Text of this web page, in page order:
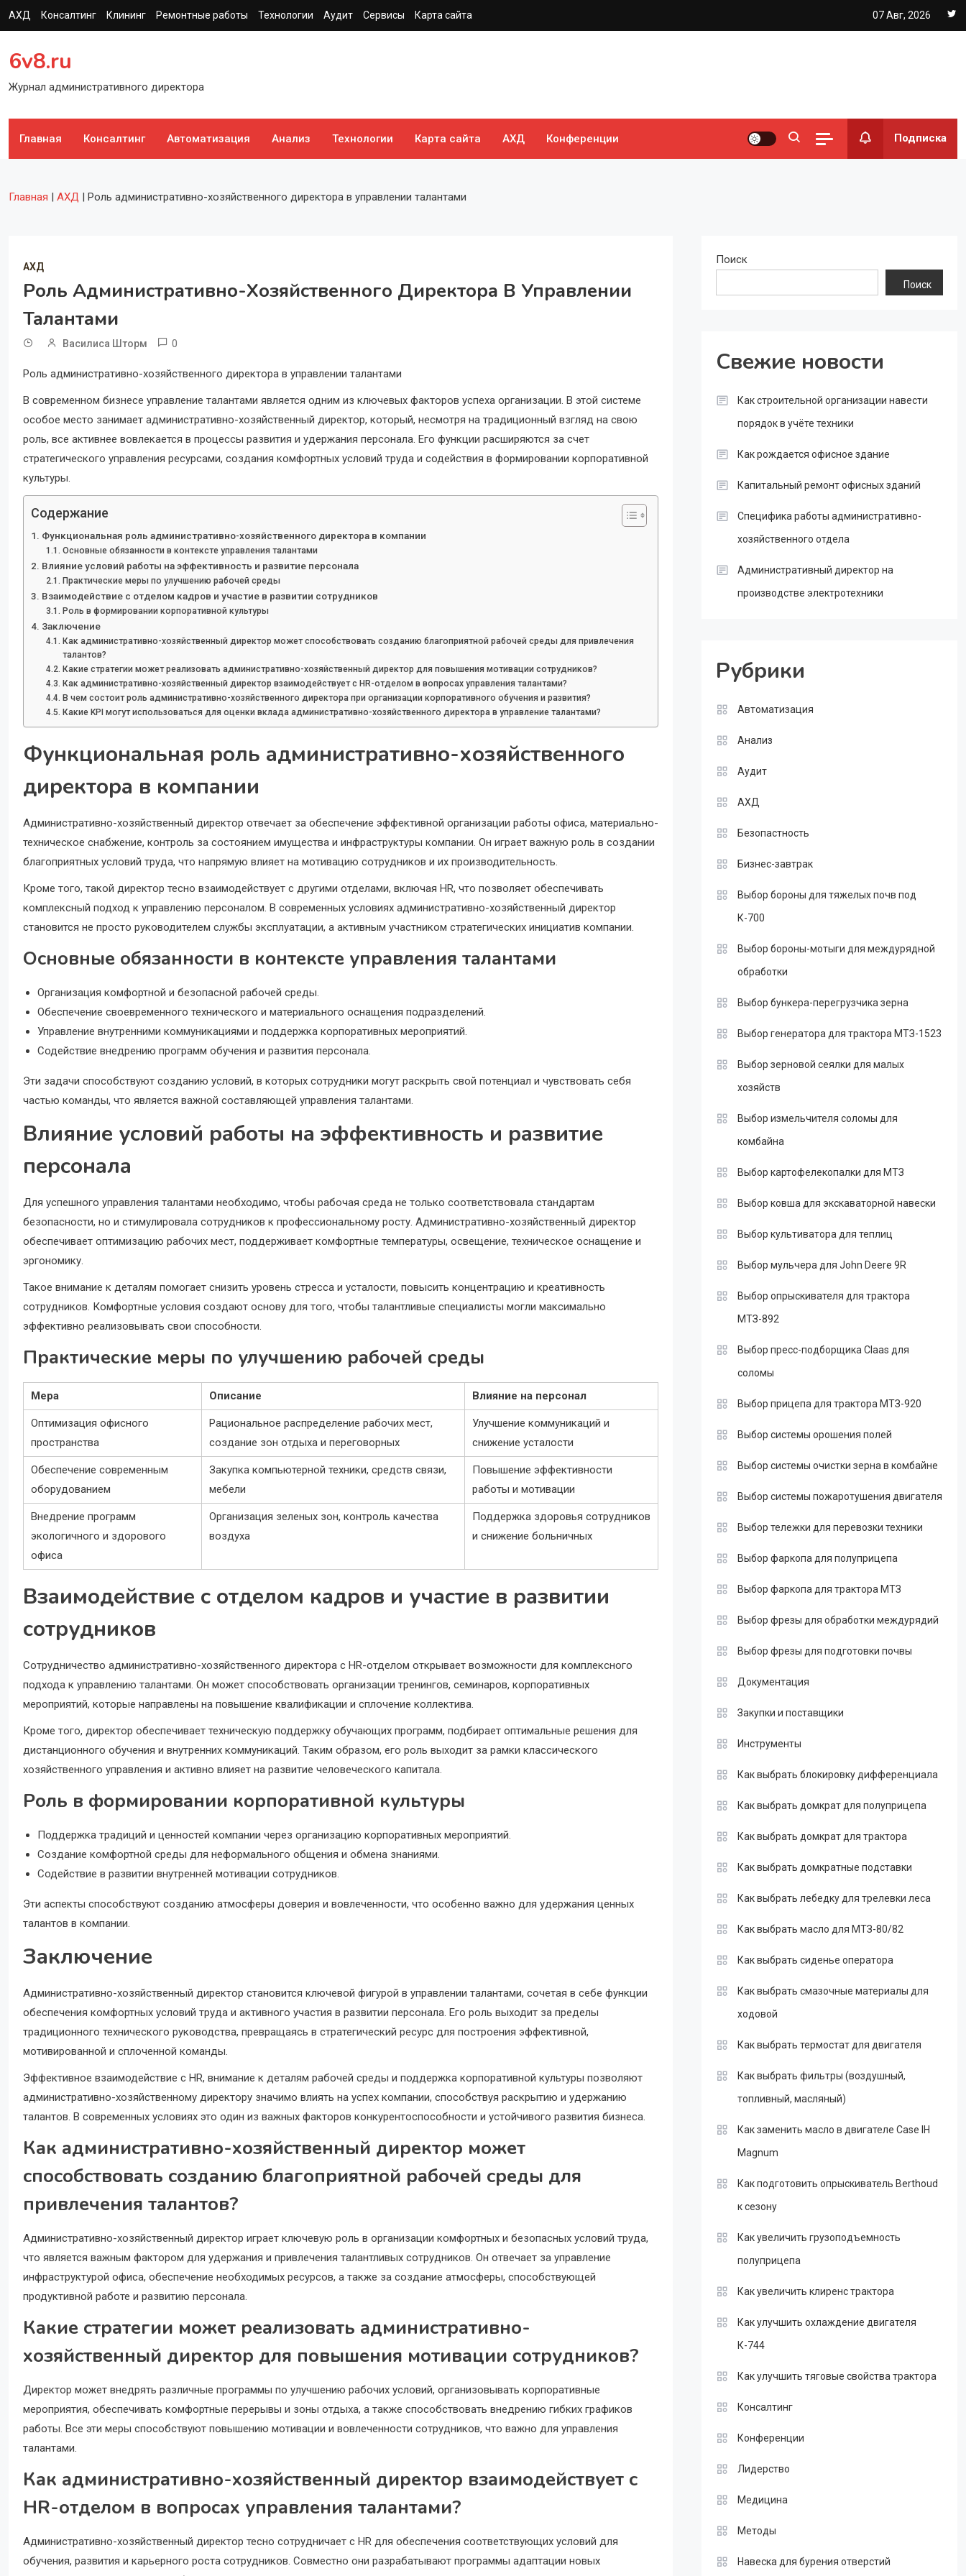
Перейти
к
АХД Консалтинг Клининг Ремонтные работы Технологии Аудит Сервисы Карта сайта 07 Авг, 2026
6v8.ru
Журнал административного директора
Главная Консалтинг Автоматизация Анализ Технологии Карта сайта АХД Конференции Подписка
Главная | АХД | Роль административно-хозяйственного директора в управлении талантами
АХД
Роль Административно-Хозяйственного Директора В Управлении
Талантами
Василиса Шторм 0
Роль административно-хозяйственного директора в управлении талантами
В современном бизнесе управление талантами является одним из ключевых факторов успеха организации. В этой системе
особое место занимает административно-хозяйственный директор, который, несмотря на традиционный взгляд на свою
роль, все активнее вовлекается в процессы развития и удержания персонала. Его функции расширяются за счет
стратегического управления ресурсами, создания комфортных условий труда и содействия в формировании корпоративной
культуры.
Содержание
Функциональная роль административно-хозяйственного директора в компании
Основные обязанности в контексте управления талантами
Влияние условий работы на эффективность и развитие персонала
Практические меры по улучшению рабочей среды
Взаимодействие с отделом кадров и участие в развитии сотрудников
Роль в формировании корпоративной культуры
Заключение
Как административно-хозяйственный директор может способствовать созданию благоприятной рабочей среды для привлечения
талантов?
Какие стратегии может реализовать административно-хозяйственный директор для повышения мотивации сотрудников?
Как административно-хозяйственный директор взаимодействует с HR-отделом в вопросах управления талантами?
В чем состоит роль административно-хозяйственного директора при организации корпоративного обучения и развития?
Какие KPI могут использоваться для оценки вклада административно-хозяйственного директора в управление талантами?
Функциональная роль административно-хозяйственного
директора в компании
Административно-хозяйственный директор отвечает за обеспечение эффективной организации работы офиса, материально-
техническое снабжение, контроль за состоянием имущества и инфраструктуры компании. Он играет важную роль в создании
благоприятных условий труда, что напрямую влияет на мотивацию сотрудников и их производительность.
Кроме того, такой директор тесно взаимодействует с другими отделами, включая HR, что позволяет обеспечивать
комплексный подход к управлению персоналом. В современных условиях административно-хозяйственный директор
становится не просто руководителем службы эксплуатации, а активным участником стратегических инициатив компании.
Основные обязанности в контексте управления талантами
Организация комфортной и безопасной рабочей среды.
Обеспечение своевременного технического и материального оснащения подразделений.
Управление внутренними коммуникациями и поддержка корпоративных мероприятий.
Содействие внедрению программ обучения и развития персонала.
Эти задачи способствуют созданию условий, в которых сотрудники могут раскрыть свой потенциал и чувствовать себя
частью команды, что является важной составляющей управления талантами.
Влияние условий работы на эффективность и развитие
персонала
Для успешного управления талантами необходимо, чтобы рабочая среда не только соответствовала стандартам
безопасности, но и стимулировала сотрудников к профессиональному росту. Административно-хозяйственный директор
обеспечивает оптимизацию рабочих мест, поддерживает комфортные температуры, освещение, техническое оснащение и
эргономику.
Такое внимание к деталям помогает снизить уровень стресса и усталости, повысить концентрацию и креативность
сотрудников. Комфортные условия создают основу для того, чтобы талантливые специалисты могли максимально
эффективно реализовывать свои способности.
Практические меры по улучшению рабочей среды
Мера Описание Влияние на персонал
Оптимизация офисного
пространства
Рациональное распределение рабочих мест,
создание зон отдыха и переговорных
Улучшение коммуникаций и
снижение усталости
Обеспечение современным
оборудованием
Закупка компьютерной техники, средств связи,
мебели
Повышение эффективности
работы и мотивации
Внедрение программ
экологичного и здорового
офиса
Организация зеленых зон, контроль качества
воздуха
Поддержка здоровья сотрудников
и снижение больничных
Взаимодействие с отделом кадров и участие в развитии
сотрудников
Сотрудничество административно-хозяйственного директора с HR-отделом открывает возможности для комплексного
подхода к управлению талантами. Он может способствовать организации тренингов, семинаров, корпоративных
мероприятий, которые направлены на повышение квалификации и сплочение коллектива.
Кроме того, директор обеспечивает техническую поддержку обучающих программ, подбирает оптимальные решения для
дистанционного обучения и внутренних коммуникаций. Таким образом, его роль выходит за рамки классического
хозяйственного управления и активно влияет на развитие человеческого капитала.
Роль в формировании корпоративной культуры
Поддержка традиций и ценностей компании через организацию корпоративных мероприятий.
Создание комфортной среды для неформального общения и обмена знаниями.
Содействие в развитии внутренней мотивации сотрудников.
Эти аспекты способствуют созданию атмосферы доверия и вовлеченности, что особенно важно для удержания ценных
талантов в компании.
Заключение
Административно-хозяйственный директор становится ключевой фигурой в управлении талантами, сочетая в себе функции
обеспечения комфортных условий труда и активного участия в развитии персонала. Его роль выходит за пределы
традиционного технического руководства, превращаясь в стратегический ресурс для построения эффективной,
мотивированной и сплоченной команды.
Эффективное взаимодействие с HR, внимание к деталям рабочей среды и поддержка корпоративной культуры позволяют
административно-хозяйственному директору значимо влиять на успех компании, способствуя раскрытию и удержанию
талантов. В современных условиях это один из важных факторов конкурентоспособности и устойчивого развития бизнеса.
Как административно-хозяйственный директор может
способствовать созданию благоприятной рабочей среды для
привлечения талантов?
Административно-хозяйственный директор играет ключевую роль в организации комфортных и безопасных условий труда,
что является важным фактором для удержания и привлечения талантливых сотрудников. Он отвечает за управление
инфраструктурой офиса, обеспечение необходимых ресурсов, а также за создание атмосферы, способствующей
продуктивной работе и развитию персонала.
Какие стратегии может реализовать административно-
хозяйственный директор для повышения мотивации сотрудников?
Директор может внедрять различные программы по улучшению рабочих условий, организовывать корпоративные
мероприятия, обеспечивать комфортные перерывы и зоны отдыха, а также способствовать внедрению гибких графиков
работы. Все эти меры способствуют повышению мотивации и вовлеченности сотрудников, что важно для управления
талантами.
Как административно-хозяйственный директор взаимодействует с
HR-отделом в вопросах управления талантами?
Административно-хозяйственный директор тесно сотрудничает с HR для обеспечения соответствующих условий для
обучения, развития и карьерного роста сотрудников. Совместно они разрабатывают программы адаптации новых
Поиск
Поиск
Свежие новости
Как строительной организации навести
порядок в учёте техники
Как рождается офисное здание
Капитальный ремонт офисных зданий
Специфика работы административно-
хозяйственного отдела
Административный директор на
производстве электротехники
Рубрики
Автоматизация
Анализ
Аудит
АХД
Безопастность
Бизнес-завтрак
Выбор бороны для тяжелых почв под
К-700
Выбор бороны-мотыги для междурядной
обработки
Выбор бункера-перегрузчика зерна
Выбор генератора для трактора МТЗ-1523
Выбор зерновой сеялки для малых
хозяйств
Выбор измельчителя соломы для
комбайна
Выбор картофелекопалки для МТЗ
Выбор ковша для экскаваторной навески
Выбор культиватора для теплиц
Выбор мульчера для John Deere 9R
Выбор опрыскивателя для трактора
МТЗ-892
Выбор пресс-подборщика Claas для
соломы
Выбор прицепа для трактора МТЗ-920
Выбор системы орошения полей
Выбор системы очистки зерна в комбайне
Выбор системы пожаротушения двигателя
Выбор тележки для перевозки техники
Выбор фаркопа для полуприцепа
Выбор фаркопа для трактора МТЗ
Выбор фрезы для обработки междурядий
Выбор фрезы для подготовки почвы
Документация
Закупки и поставщики
Инструменты
Как выбрать блокировку дифференциала
Как выбрать домкрат для полуприцепа
Как выбрать домкрат для трактора
Как выбрать домкратные подставки
Как выбрать лебедку для трелевки леса
Как выбрать масло для МТЗ-80/82
Как выбрать сиденье оператора
Как выбрать смазочные материалы для
ходовой
Как выбрать термостат для двигателя
Как выбрать фильтры (воздушный,
топливный, масляный)
Как заменить масло в двигателе Case IH
Magnum
Как подготовить опрыскиватель Berthoud
к сезону
Как увеличить грузоподъемность
полуприцепа
Как увеличить клиренс трактора
Как улучшить охлаждение двигателя
К-744
Как улучшить тяговые свойства трактора
Консалтинг
Конференции
Лидерство
Медицина
Методы
Навеска для бурения отверстий